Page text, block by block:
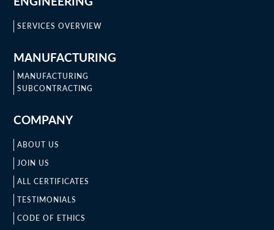
SERVICES OVERVIEW
MANUFACTURING
MANUFACTURING
SUBCONTRACTING
COMPANY
ABOUT US
JOIN US
ALL CERTIFICATES
TESTIMONIALS
CODE OF ETHICS